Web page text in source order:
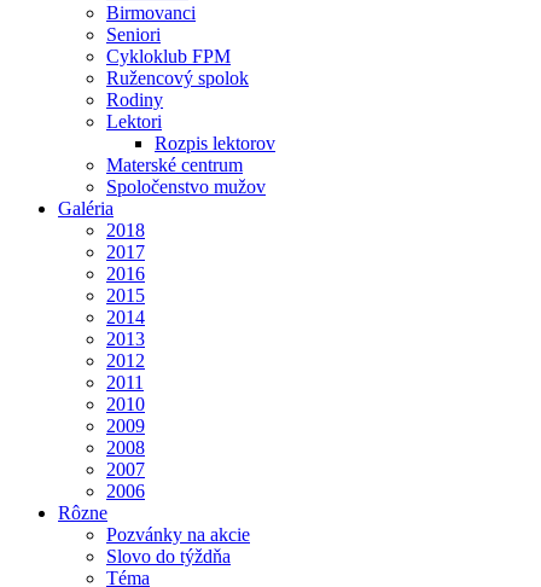
Birmovanci
Seniori
Cykloklub FPM
Ružencový spolok
Rodiny
Lektori
Rozpis lektorov
Materské centrum
Spoločenstvo mužov
Galéria
2018
2017
2016
2015
2014
2013
2012
2011
2010
2009
2008
2007
2006
Rôzne
Pozvánky na akcie
Slovo do týždňa
Téma